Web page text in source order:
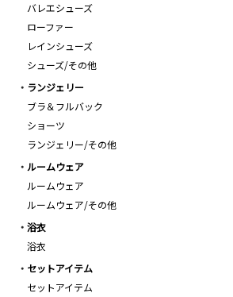
バレエシューズ
ローファー
レインシューズ
シューズ/その他
ランジェリー
ブラ＆フルバック
ショーツ
ランジェリー/その他
ルームウェア
ルームウェア
ルームウェア/その他
浴衣
浴衣
セットアイテム
セットアイテム